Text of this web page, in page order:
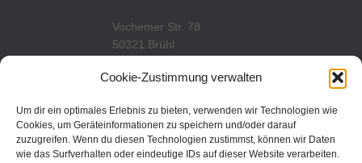
Cookie-Zustimmung verwalten
Um dir ein optimales Erlebnis zu bieten, verwenden wir Technologien wie
Cookies, um Geräteinformationen zu speichern und/oder darauf
zuzugreifen. Wenn du diesen Technologien zustimmst, können wir Daten
wie das Surfverhalten oder eindeutige IDs auf dieser Website verarbeiten.
Vochemer Str. 78
50321 Brühl
www.tcfredenbruch.de